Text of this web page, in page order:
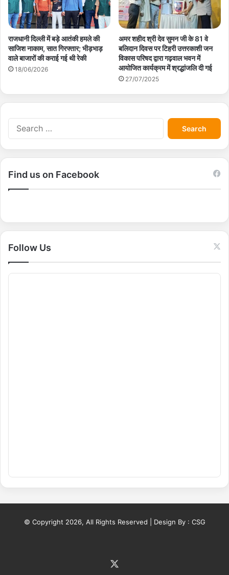
राजधानी दिल्ली में बड़े आतंकी हमले की
साजिश नाकाम, सात गिरफ्तार; भीड़भाड़
वाले बाजारों की कराई गई थी रेकी
18/06/2026
अमर शहीद श्री देव सुमन जी के 81 वे
बलिदान दिवस पर टिहरी उत्तरकाशी जन
विकास परिषद द्वारा गढ़वाल भवन में
आयोजित कार्यक्रम में श्रद्धांजलि दी गई
27/07/2025
S
e
a
r
r
:
Find us on Facebook
Follow Us
© Copyright 2026, All Rights Reserved | Design By : CSG